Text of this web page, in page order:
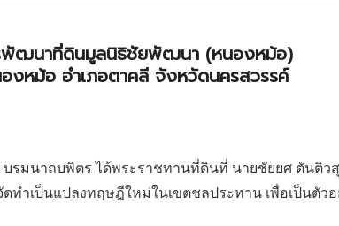
พัฒนาที่ดินมูลนิธิชัยพัฒนา (หนองหม้อ)
งหม้อ อำเภอตาคลี จังหวัดนครสวรรค์
รมนาถบพิตร ได้พระราชทานที่ดินที่ นายชัยยศ ตันติ
เป็นแปลงทฤษฎีใหม่ในเขตชลประทาน เพื่อเป็นตัวอ